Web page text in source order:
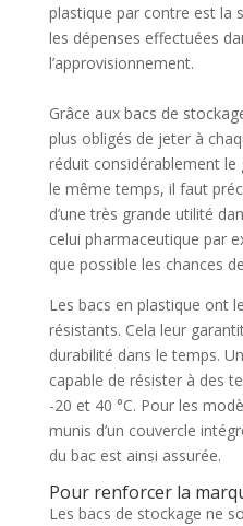
plastique par contre est la
les dépenses effectuées
l’approvisionnement.
Grâce aux bacs de
plus obligés de jeter à
réduit considérablement le
le même temps, il faut
d’une très grande utilité
celui pharmaceutique par
que possible les chances
Les bacs en plastique ont
résistants. Cela leur
durabilité dans le temps.
capable de résister à des
-20 et 40 °C. Pour les
munis d’un couvercle
du bac est ainsi assurée.
Pour renforcer la
Les bacs de stockage ne